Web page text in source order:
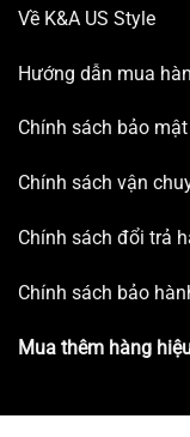
Về K&A US Style
Hướng dẫn mua
Chính sách bảo
Chính sách vận
Chính sách đổi trả
Chính sách bảo
Mua thêm hàng